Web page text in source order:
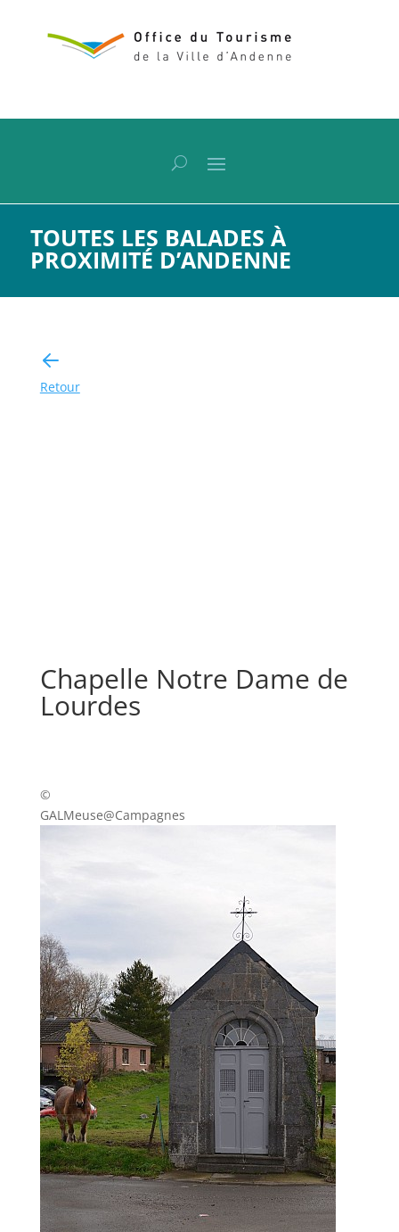
TOUTES LES BALADES À
PROXIMITÉ D’ANDENNE
Retour
Chapelle Notre Dame de
Lourdes
©
GALMeuse@Campagnes